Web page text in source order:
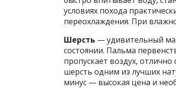
условиях похода
переохлаждения. При
Шерсть — удивительный
состоянии. Пальма
пропускает воздух,
шерсть одним из лучших
минус — высокая цена и